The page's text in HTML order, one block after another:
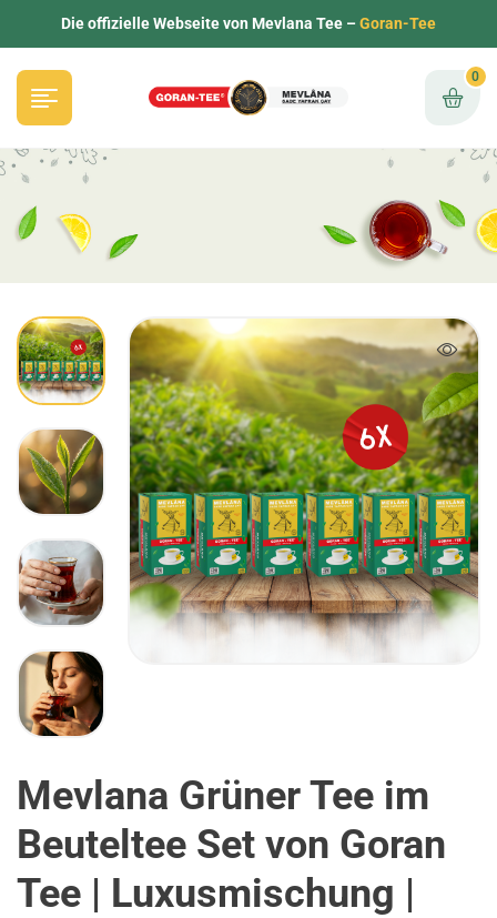
Die offizielle Webseite von Mevlana Tee –Goran-Tee
0
Mevlana Grüner Tee im
Beuteltee Set von Goran
Tee | Luxusmischung |